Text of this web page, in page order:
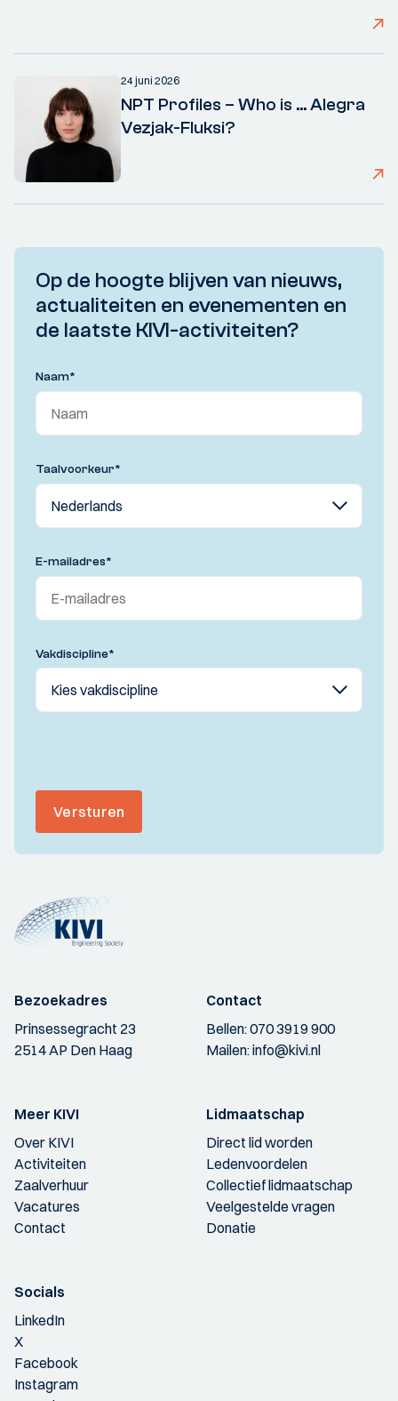
24 juni 2026
NPT Profiles – Who is ... Alegra
Vezjak-Fluksi?
Op de hoogte blijven van nieuws,
actualiteiten en evenementen en
de laatste KIVI-activiteiten?
Naam*
Taalvoorkeur*
E-mailadres*
Vakdiscipline*
Versturen
Bezoekadres
Prinsessegracht 23
2514 AP Den Haag
Contact
Bellen:070 3919 900
Mailen:info@kivi.nl
Meer KIVI
Over KIVI
Activiteiten
Zaalverhuur
Vacatures
Contact
Lidmaatschap
Direct lid worden
Ledenvoordelen
Collectief lidmaatschap
Veelgestelde vragen
Donatie
Socials
LinkedIn
X
Facebook
Instagram